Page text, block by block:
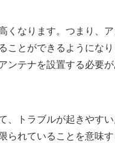
くなります。つまり、
とができるようになり
ンテナを設置する必要
、トラブルが起きやす
られていることを意味